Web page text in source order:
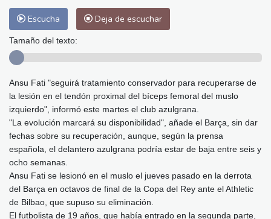
San José
38 °C Asunción
Panama City
Escucha Deja de escuchar
Tamaño del texto:
Ansu Fati "seguirá tratamiento conservador para recuperarse de
la lesión en el tendón proximal del bíceps femoral del muslo
izquierdo", informó este martes el club azulgrana.
"La evolución marcará su disponibilidad", añade el Barça, sin dar
fechas sobre su recuperación, aunque, según la prensa
española, el delantero azulgrana podría estar de baja entre seis y
ocho semanas.
Ansu Fati se lesionó en el muslo el jueves pasado en la derrota
del Barça en octavos de final de la Copa del Rey ante el Athletic
de Bilbao, que supuso su eliminación.
El futbolista de 19 años, que había entrado en la segunda parte,